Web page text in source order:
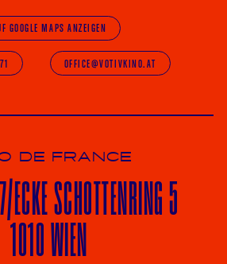
GOOGLE MAPS ANZEIGEN
OFFICE@VOTIVKINO.AT
DE FRANCE
/ECKESCHOTTENRING 5
1010 WIEN